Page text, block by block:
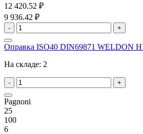
12 420.52 ₽
9 936.42 ₽
- +
Оправка ISO40 DIN69871 WELDON
На складе: 2
- +
Pagnoni
25
100
6